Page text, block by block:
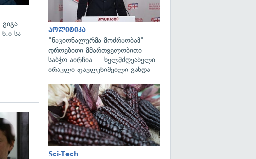
სა
გადახედვა
პოლიტიკა
"ნაციონალურმა მოძრაობამ"
დროებითი მმართველობითი
საბჭო აირჩია — ხელმძღვანელი
ირაკლი ფავლენიშვილი გახდა
Sci-Tech